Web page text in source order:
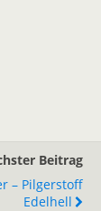
Beitrag
– Pilgerstoff
Edelhell